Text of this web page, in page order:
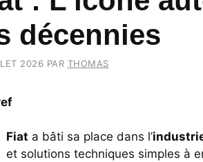
décennies
2026 PAR THOMAS
Fiat a bâti sa place dans l’
et solutions techniques simples à